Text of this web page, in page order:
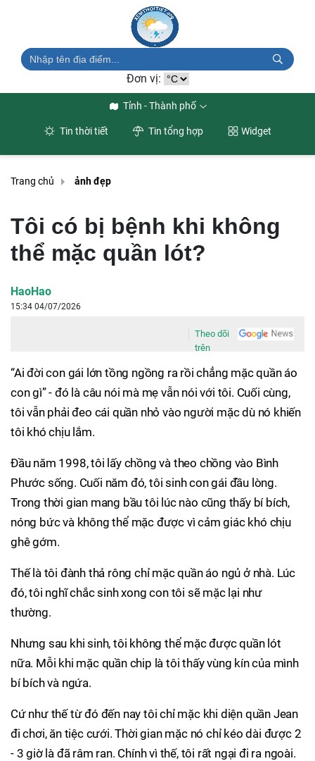
Đơn vị:
Tỉnh - Thành phố
Tin thời tiết Tin tổng hợp Widget
Trang chủ ảnh đẹp
Tôi có bị bệnh khi không
thể mặc quần lót?
HaoHao
15:34 04/07/2026
Theo dõi
trên
“Ai đời con gái lớn tồng ngồng ra rồi chẳng mặc quần áo
con gì” - đó là câu nói mà mẹ vẫn nói với tôi. Cuối cùng,
tôi vẫn phải đeo cái quần nhỏ vào người mặc dù nó khiến
tôi khó chịu lắm.
Đầu năm 1998, tôi lấy chồng và theo chồng vào Bình
Phước sống. Cuối năm đó, tôi sinh con gái đầu lòng.
Trong thời gian mang bầu tôi lúc nào cũng thấy bí bích,
nóng bức và không thể mặc được vì cảm giác khó chịu
ghê gớm.
Thế là tôi đành thả rông chỉ mặc quần áo ngủ ở nhà. Lúc
đó, tôi nghĩ chắc sinh xong con tôi sẽ mặc lại như
thường.
Nhưng sau khi sinh, tôi không thể mặc được quần lót
nữa. Mỗi khi mặc quần chip là tôi thấy vùng kín của mình
bí bích và ngứa.
Cứ như thế từ đó đến nay tôi chỉ mặc khi diện quần Jean
đi chơi, ăn tiệc cưới. Thời gian mặc nó chỉ kéo dài được 2
- 3 giờ là đã râm ran. Chính vì thế, tôi rất ngại đi ra ngoài.